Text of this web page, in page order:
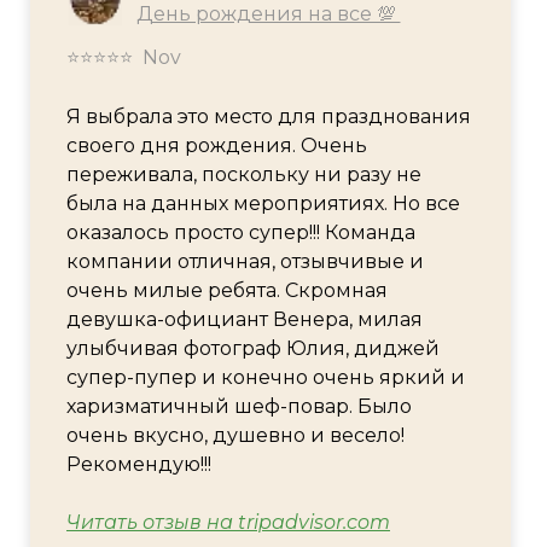
День рождения на все 💯
⭐⭐⭐⭐⭐ Nov
Я выбрала это место для празднования
своего дня рождения. Очень
переживала, поскольку ни разу не
была на данных мероприятиях. Но все
оказалось просто супер!!! Команда
компании отличная, отзывчивые и
очень милые ребята. Скромная
девушка-официант Венера, милая
улыбчивая фотограф Юлия, диджей
супер-пупер и конечно очень яркий и
харизматичный шеф-повар. Было
очень вкусно, душевно и весело!
Рекомендую!!!
Читать отзыв на tripadvisor.com